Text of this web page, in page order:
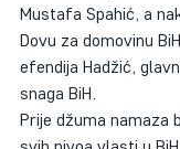
Mustafa Spahić, a
Dovu za domovinu
efendija Hadžić,
snaga BiH.
Prije džuma namaza